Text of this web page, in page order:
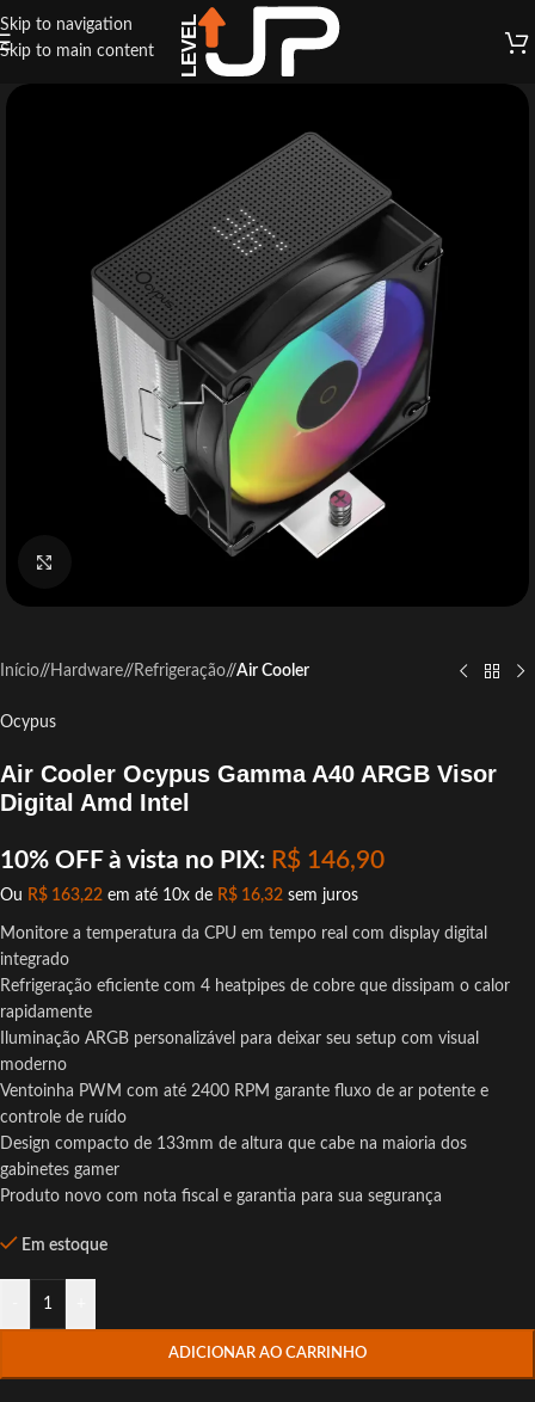
Skip to navigation
Skip to main content
Início/ Hardware/ Refrigeração/ Air Cooler
Ocypus
Air Cooler Ocypus Gamma A40 ARGB Visor
Digital Amd Intel
10% OFF à vista no PIX: R$ 146,90
Ou R$ 163,22 em até 10x de R$ 16,32 sem juros
Monitore a temperatura da CPU em tempo real com display digital
integrado
Refrigeração eficiente com 4 heatpipes de cobre que dissipam o calor
rapidamente
Iluminação ARGB personalizável para deixar seu setup com visual
moderno
Ventoinha PWM com até 2400 RPM garante fluxo de ar potente e
controle de ruído
Design compacto de 133mm de altura que cabe na maioria dos
gabinetes gamer
Produto novo com nota fiscal e garantia para sua segurança
Em estoque
ADICIONAR AO CARRINHO